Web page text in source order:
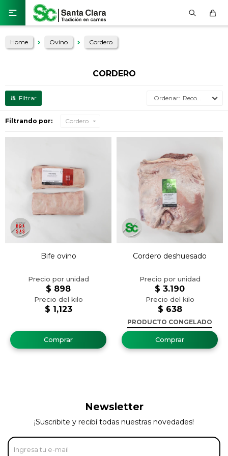

Home Ovino Cordero
CORDERO
Recomendados
Filtrando por: Cordero
Bife ovino
$ 1,123
$ 898
Cordero deshuesado
$ 638
$ 3.190
PRODUCTO CONGELADO
Newsletter
¡Suscribite y recibí todas nuestras novedades!